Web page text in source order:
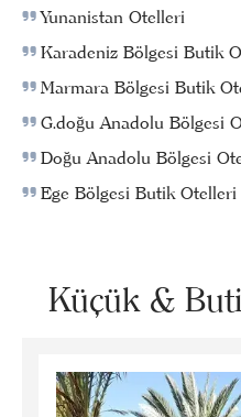
Yunanistan Otelleri
Karadeniz Bölgesi Butik
Marmara Bölgesi Butik
G.doğu Anadolu Bölgesi
Doğu Anadolu Bölgesi
Ege Bölgesi Butik Otelleri
Küçük &